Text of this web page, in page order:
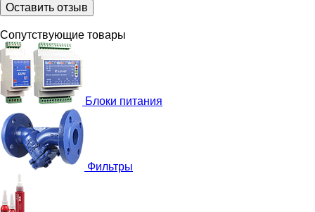
Оставить отзыв
Сопутствующие товары
Блоки питания
Фильтры